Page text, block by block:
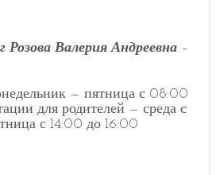
Розова Валерия Андреевна –
— пятница с 08:00
для родителей — среда с
с 14:00 до 16:00